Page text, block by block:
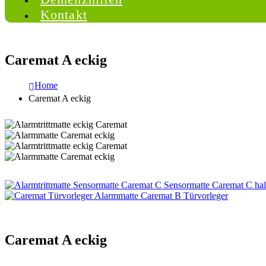
Kontakt
Caremat A eckig
Home
Caremat A eckig
Sensormatte Caremat C
Caremat B Türvorleger
Caremat A eckig